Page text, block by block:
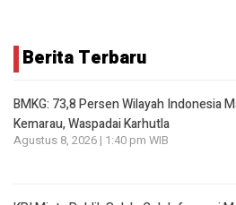
Berita Terbaru
BMKG: 73,8 Persen Wilayah Indonesia
Kemarau, Waspadai Karhutla
Agustus 8, 2026 | 1:40 pm WIB